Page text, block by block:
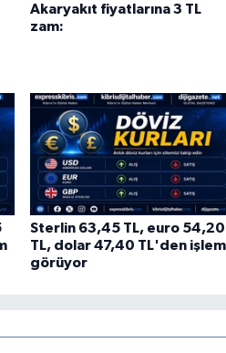
Akaryakıt fiyatlarına 3 TL
zam:
Sterlin 63,45 TL, euro 54,20
TL, dolar 47,40 TL'den işlem
görüyor